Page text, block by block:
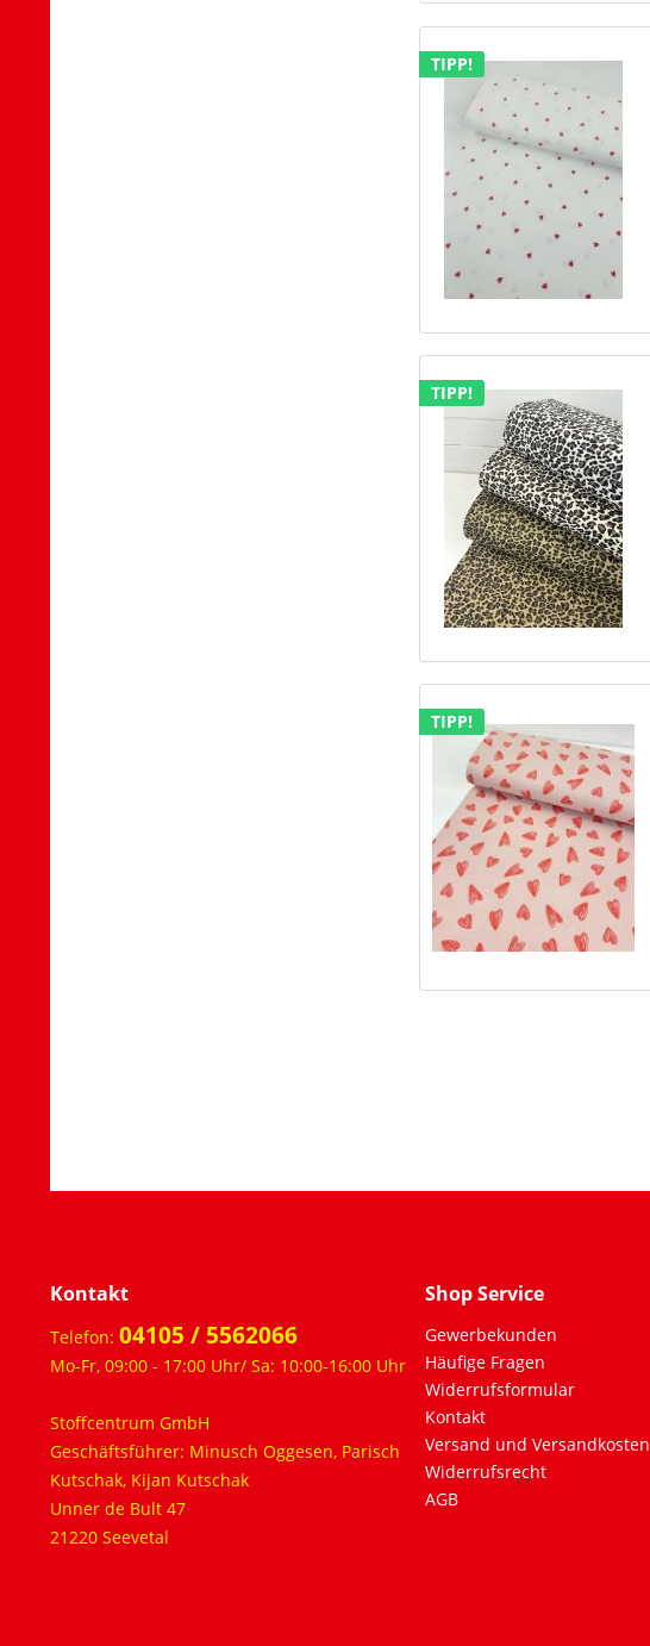
TIPP!
TIPP!
TIPP!
Kontakt
Telefon: 04105 / 5562066
Mo-Fr, 09:00 - 17:00 Uhr/ Sa: 10:00-16:00 Uhr
Stoffcentrum GmbH
Geschäftsführer: Minusch Oggesen, Parisch
Kutschak, Kijan Kutschak
Unner de Bult 47
21220 Seevetal
Shop Service
Gewerbekunden
Häufige Fragen
Widerrufsformular
Kontakt
Versand und Versandkosten
Widerrufsrecht
AGB